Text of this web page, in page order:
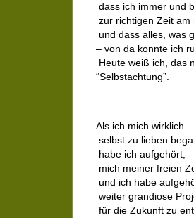
dass ich immer und
zur richtigen Zeit am
und dass alles, was
– von da konnte ich
Heute weiß ich, das
“Selbstachtung”.
Als ich mich wirklich
selbst zu lieben
habe ich aufgehört,
mich meiner freien
und ich habe
weiter grandiose
für die Zukunft zu